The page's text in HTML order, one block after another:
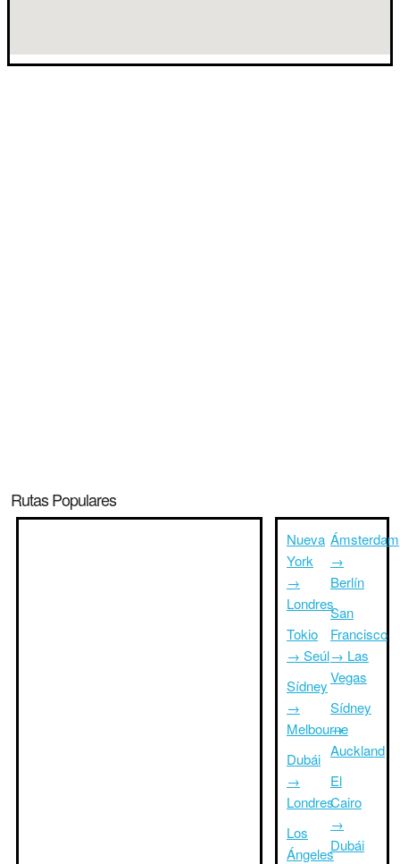
Rutas Populares
Nueva
York
→
Londres
Tokio
→ Seúl
Sídney
→
Melbourne
Dubái
→
Londres
Los
Ángeles
Ámsterdam
→
Berlín
San
Francisco
→ Las
Vegas
Sídney
→
Auckland
El
Cairo
→
Dubái